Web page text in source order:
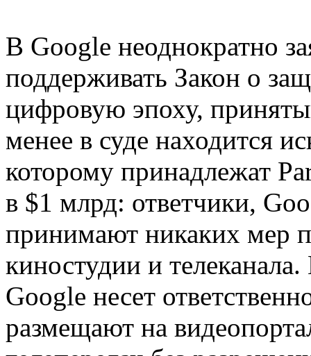
В Google неоднократно
поддерживать Закон о
цифровую эпоху,
менее в суде находится
которому принадлежат
в $1 млрд: ответчики,
принимают никаких мер
киностудии и
Google несет
размещают на